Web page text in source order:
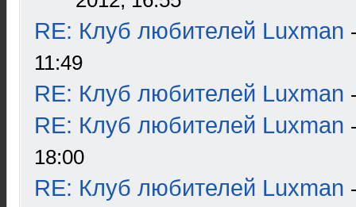
RE: Клуб любителей Luxman
11:49
RE: Клуб любителей Luxman
RE: Клуб любителей Luxman
18:00
RE: Клуб любителей Luxman